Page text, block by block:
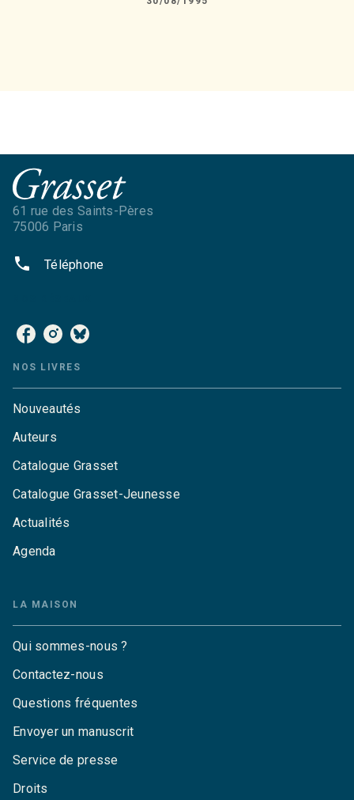
61 rue des Saints-Pères
75006 Paris
phone Téléphone
NOS LIVRES
Nouveautés
Auteurs
Catalogue Grasset
Catalogue Grasset-Jeunesse
Actualités
Agenda
LA MAISON
Qui sommes-nous ?
Contactez-nous
Questions fréquentes
Envoyer un manuscrit
Service de presse
Droits